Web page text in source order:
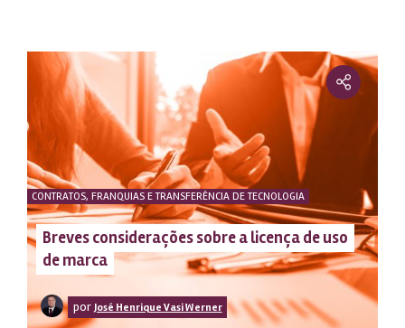
áreas
ordem
limpar
CONTRATOS, FRANQUIAS E TRANSFERÊNCIA DE TECNOLOGIA
Breves considerações sobre a licença de uso
de marca
por José Henrique Vasi Werner